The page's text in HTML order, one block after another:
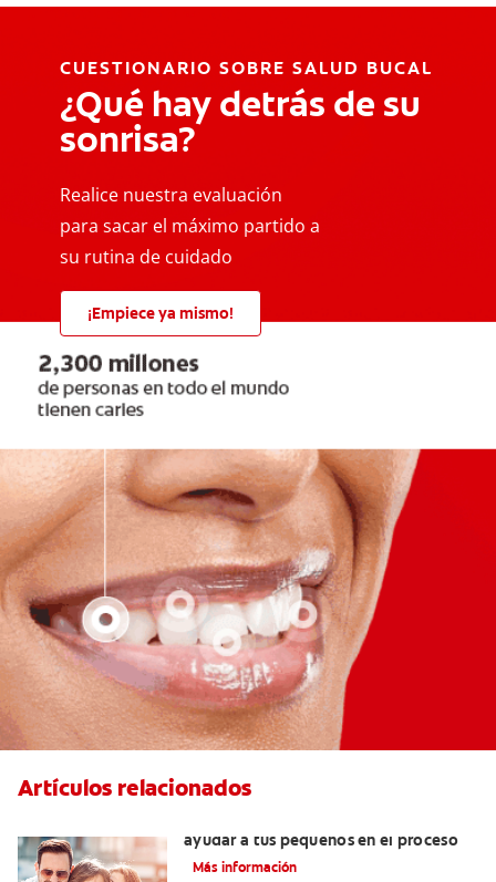
CUESTIONARIO SOBRE SALUD BUCAL
¿Qué hay detrás de su
sonrisa?
Realice nuestra evaluación
para sacar el máximo partido a
su rutina de cuidado
¡Empiece ya mismo!
Artículos relacionados
ayudar a tus pequeños en el proceso
Más información